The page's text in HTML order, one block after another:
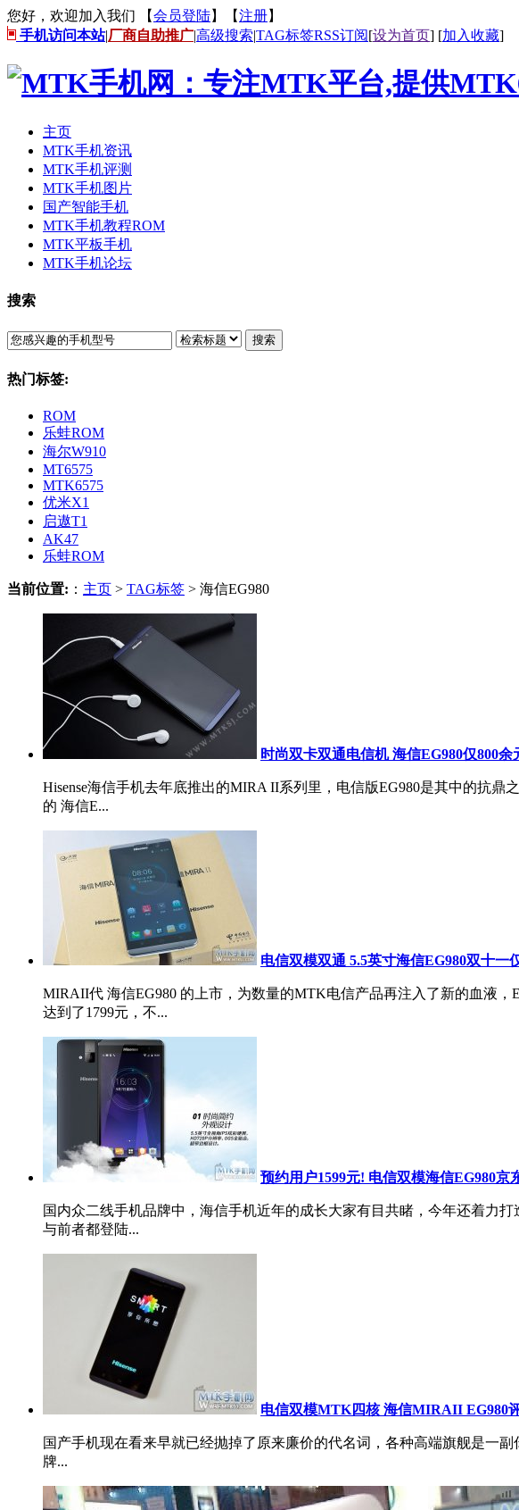
您好，欢迎加入我们 【会员登陆】【注册】
手机访问本站|厂商自助推广|高级搜索|TAG标签RSS订阅[设为首页] [加入收藏]
主页
MTK手机资讯
MTK手机评测
MTK手机图片
国产智能手机
MTK手机教程ROM
MTK平板手机
MTK手机论坛
搜索
搜索
热门标签:
ROM
乐蛙ROM
海尔W910
MT6575
MTK6575
优米X1
启遨T1
AK47
乐蛙ROM
当前位置: ： 主页 > TAG标签 > 海信EG980
时尚双卡双通电信机 海信EG980仅800余
Hisense海信手机去年底推出的MIRA II系列里，电信版EG980是其中的抗
的 海信E...
电信双模双通 5.5英寸海信EG980双十一
MIRAII代 海信EG980 的上市，为数量的MTK电信产品再注入了新的血液
达到了1799元，不...
预约用户1599元! 电信双模海信EG980京
国内众二线手机品牌中，海信手机近年的成长大家有目共睹，今年还着力
与前者都登陆...
电信双模MTK四核 海信MIRAII EG980
国产手机现在看来早就已经抛掉了原来廉价的代名词，各种高端旗舰是一
牌...